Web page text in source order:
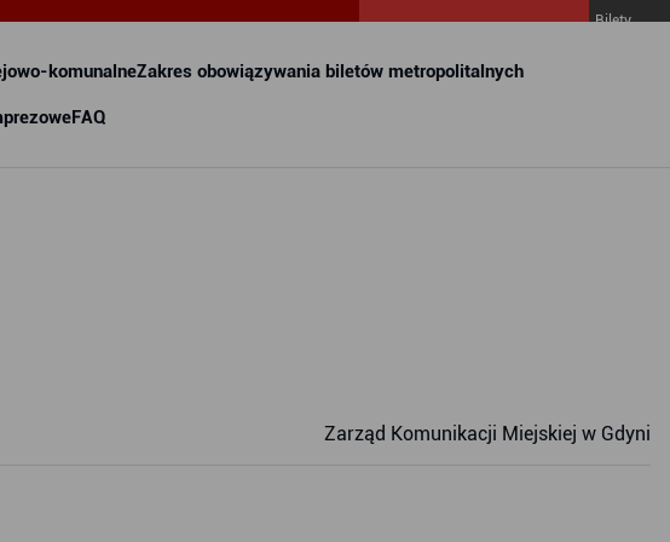
komunalneZakres obowiązywania biletów metropolitalnych
FAQ
Bilety
Zarząd Komunikacji Miejskiej w Gdyni